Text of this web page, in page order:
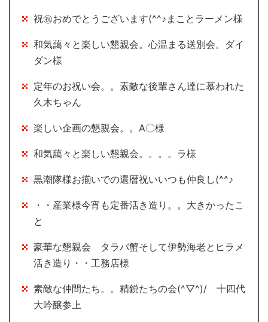
祝㊗おめでとうございます(^^♪まことラーメン様
和気藹々と楽しい懇親会。心温まる送別会。ダイ
ダン様
定年のお祝い会。。素敵な後輩さん達に慕われた
久木ちゃん
楽しい企画の懇親会。。A〇様
和気藹々と楽しい懇親会。。。。ラ様
黒潮隊様お揃いでの還暦祝いいつも仲良し(^^♪
・・産業様今宵も定番活き造り。。大きかったこ
と
豪華な懇親会 タラバ蟹そして伊勢海老とヒラメ
活き造り・・工務店様
素敵な仲間たち。。精鋭たちの会(^▽^)/ 十四代
大吟醸参上